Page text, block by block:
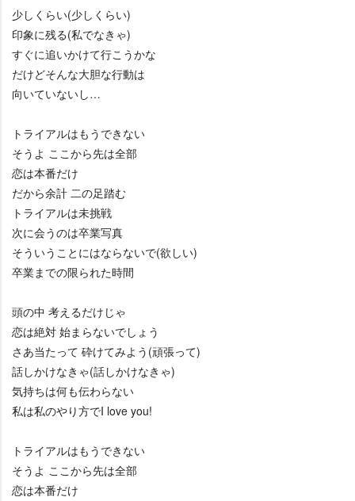
少しくらい(少しくらい)
印象に残る(私でなきゃ)
すぐに追いかけて行こうかな
だけどそんな大胆な行動は
向いていないし…
トライアルはもうできない
そうよ ここから先は全部
恋は本番だけ
だから余計 二の足踏む
トライアルは未挑戦
次に会うのは卒業写真
そういうことにはならないで(欲しい)
卒業までの限られた時間
頭の中 考えるだけじゃ
恋は絶対 始まらないでしょう
さあ当たって 砕けてみよう(頑張って)
話しかけなきゃ(話しかけなきゃ)
気持ちは何も伝わらない
私は私のやり方でI love you!
トライアルはもうできない
そうよ ここから先は全部
恋は本番だけ